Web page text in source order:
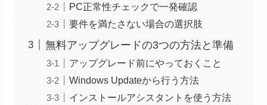
PC正常性チェックで一発確認
要件を満たさない場合の選択肢
無料アップグレードの3つの方法と準備
アップグレード前にやっておくこと
Windows Updateから行う方法
インストールアシスタントを使う方法